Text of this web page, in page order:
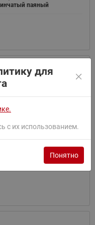
паяный
для
с их использованием.
Понятно